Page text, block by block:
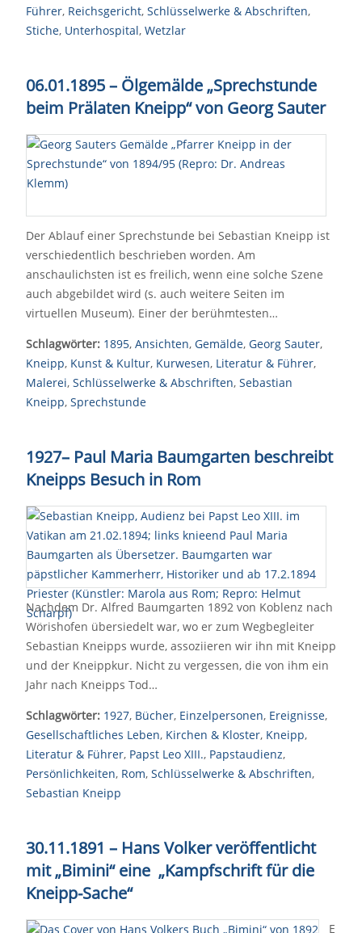
Führer, Reichsgericht, Schlüsselwerke & Abschriften,
Stiche, Unterhospital, Wetzlar
06.01.1895 – Ölgemälde „Sprechstunde
beim Prälaten Kneipp“ von Georg Sauter
Der Ablauf einer Sprechstunde bei Sebastian Kneipp ist
verschiedentlich beschrieben worden. Am
anschaulichsten ist es freilich, wenn eine solche Szene
auch abgebildet wird (s. auch weitere Seiten im
virtuellen Museum). Einer der berühmtesten…
Schlagwörter: 1895, Ansichten, Gemälde, Georg Sauter,
Kneipp, Kunst & Kultur, Kurwesen, Literatur & Führer,
Malerei, Schlüsselwerke & Abschriften, Sebastian
Kneipp, Sprechstunde
1927– Paul Maria Baumgarten beschreibt
Kneipps Besuch in Rom
Nachdem Dr. Alfred Baumgarten 1892 von Koblenz nach
Wörishofen übersiedelt war, wo er zum Wegbegleiter
Sebastian Kneipps wurde, assoziieren wir ihn mit Kneipp
und der Kneippkur. Nicht zu vergessen, die von ihm ein
Jahr nach Kneipps Tod…
Schlagwörter: 1927, Bücher, Einzelpersonen, Ereignisse,
Gesellschaftliches Leben, Kirchen & Kloster, Kneipp,
Literatur & Führer, Papst Leo XIII., Papstaudienz,
Persönlichkeiten, Rom, Schlüsselwerke & Abschriften,
Sebastian Kneipp
30.11.1891 – Hans Volker veröffentlicht
mit „Bimini“ eine „Kampfschrift für die
Kneipp-Sache“
E